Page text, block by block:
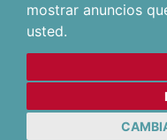
mostrar anuncios
usted.